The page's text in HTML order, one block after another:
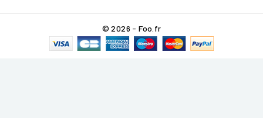
© 2026 - Foo.fr